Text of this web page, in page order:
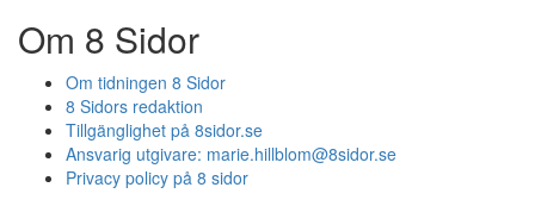
Om 8 Sidor
Om tidningen 8 Sidor
8 Sidors redaktion
Tillgänglighet på 8sidor.se
Ansvarig utgivare: marie.hillblom@8sidor.se
Privacy policy på 8 sidor